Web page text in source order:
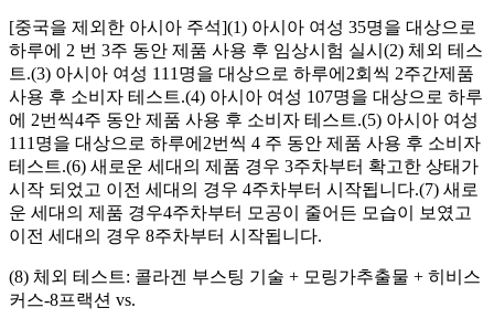
[중국을 제외한 아시아 주석](1) 아시아 여성 35명을 대상으로
하루에 2 번 3주 동안 제품 사용 후 임상시험 실시(2) 체외 테스
트.(3) 아시아 여성 111명을 대상으로 하루에2회씩 2주간제품
사용 후 소비자 테스트.(4) 아시아 여성 107명을 대상으로 하루
에 2번씩4주 동안 제품 사용 후 소비자 테스트.(5) 아시아 여성
111명을 대상으로 하루에2번씩 4 주 동안 제품 사용 후 소비자
테스트.(6) 새로운 세대의 제품 경우 3주차부터 확고한 상태가
시작 되었고 이전 세대의 경우 4주차부터 시작됩니다.(7) 새로
운 세대의 제품 경우4주차부터 모공이 줄어든 모습이 보였고
이전 세대의 경우 8주차부터 시작됩니다.
(8) 체외 테스트: 콜라겐 부스팅 기술 + 모링가추출물 + 히비스
커스-8프랙션 vs.